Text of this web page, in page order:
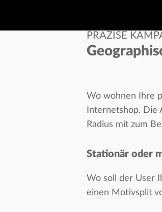
PRÄZISE
Wo wohnen Ihre
Internetshop. Die
Radius mit zum
Stationär oder
Wo soll der User
einen Motivsplit